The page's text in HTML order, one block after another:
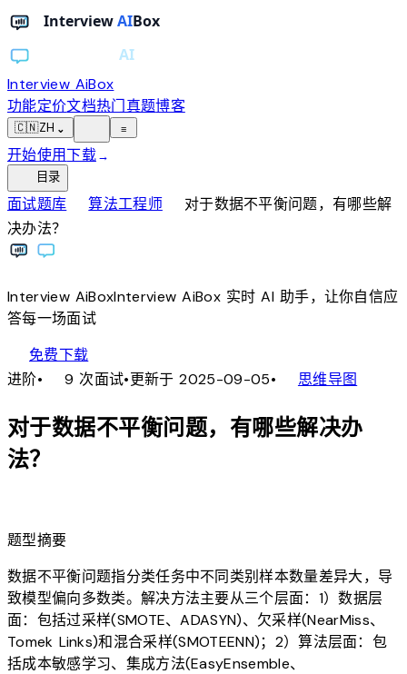
Interview AiBox
功能定价文档热门真题博客
🇨🇳ZH ⌄ ≡
开始使用下载→
目录
面试题库chevron_right算法工程师chevron_right
对于数据不平衡问题，有哪些解
决办法？
Interview AiBoxInterviewAiBox实时 AI 助手，让你自信应
答每一场面试
免费下载
进阶• 9 次面试•更新于 2025-09-05• 思维导图
对于数据不平衡问题，有哪些解决办
法？
题型摘要
数据不平衡问题指分类任务中不同类别样本数量差异大，导
致模型偏向多数类。解决方法主要从三个层面：1）数据层
面：包括过采样(SMOTE、ADASYN)、欠采样(NearMiss、
Tomek Links)和混合采样(SMOTEENN)；2）算法层面：包
括成本敏感学习、集成方法(EasyEnsemble、